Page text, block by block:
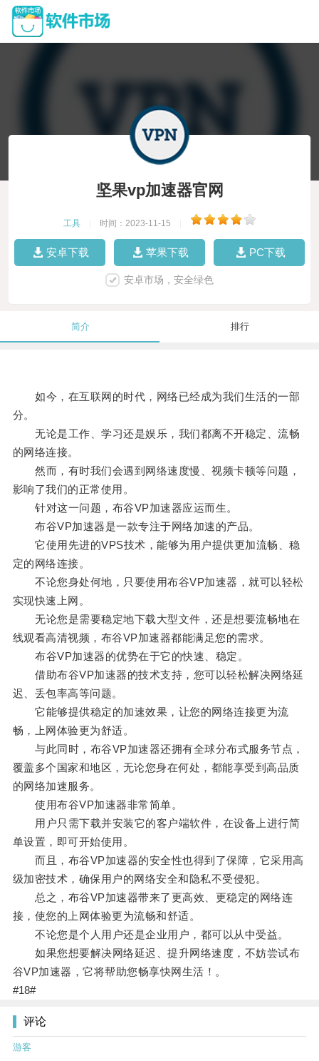
坚果vp加速器官网
工具 时间：2023-11-15
安卓下载 苹果下载 PC下载
安卓市场，安全绿色
简介 排行
如今，在互联网的时代，网络已经成为我们生活的一部
分。
无论是工作、学习还是娱乐，我们都离不开稳定、流畅
的网络连接。
然而，有时我们会遇到网络速度慢、视频卡顿等问题，
影响了我们的正常使用。
针对这一问题，布谷VP加速器应运而生。
布谷VP加速器是一款专注于网络加速的产品。
它使用先进的VPS技术，能够为用户提供更加流畅、稳
定的网络连接。
不论您身处何地，只要使用布谷VP加速器，就可以轻松
实现快速上网。
无论您是需要稳定地下载大型文件，还是想要流畅地在
线观看高清视频，布谷VP加速器都能满足您的需求。
布谷VP加速器的优势在于它的快速、稳定。
借助布谷VP加速器的技术支持，您可以轻松解决网络延
迟、丢包率高等问题。
它能够提供稳定的加速效果，让您的网络连接更为流
畅，上网体验更为舒适。
与此同时，布谷VP加速器还拥有全球分布式服务节点，
覆盖多个国家和地区，无论您身在何处，都能享受到高品质
的网络加速服务。
使用布谷VP加速器非常简单。
用户只需下载并安装它的客户端软件，在设备上进行简
单设置，即可开始使用。
而且，布谷VP加速器的安全性也得到了保障，它采用高
级加密技术，确保用户的网络安全和隐私不受侵犯。
总之，布谷VP加速器带来了更高效、更稳定的网络连
接，使您的上网体验更为流畅和舒适。
不论您是个人用户还是企业用户，都可以从中受益。
如果您想要解决网络延迟、提升网络速度，不妨尝试布
谷VP加速器，它将帮助您畅享快网生活！。
#18#
评论
游客